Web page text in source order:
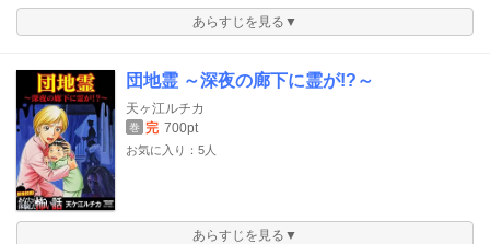
あらすじを見る▼
団地霊 ～深夜の廊下に霊が!?～
天ヶ江ルチカ
巻 完 700pt
お気に入り：5人
あらすじを見る▼